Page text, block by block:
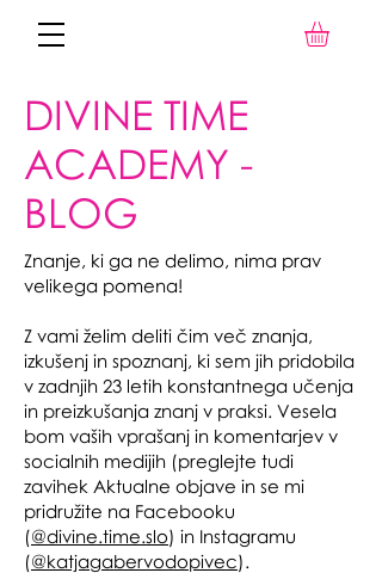
DIVINE TIME
ACADEMY -
BLOG
Znanje, ki ga ne delimo, nima prav
velikega pomena!
Z vami želim deliti čim več znanja,
izkušenj in spoznanj, ki sem jih pridobila
v zadnjih 23 letih konstantnega učenja
in preizkušanja znanj v praksi. Vesela
bom vaših vprašanj in komentarjev v
socialnih medijih (preglejte tudi
zavihek Aktualne objave in se mi
pridružite na Facebooku
(@divine.time.slo) in Instagramu
(@katjagabervodopivec).